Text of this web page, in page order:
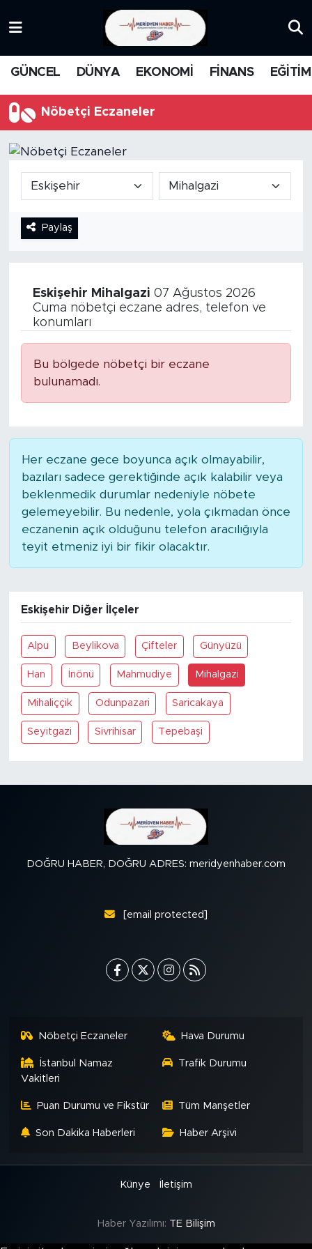
GÜNCEL DÜNYA EKONOMİ FİNANS EĞİTİM
Nöbetçi Eczaneler
Paylaş
Eskişehir Mihalgazi 07 Ağustos 2026
Cuma nöbetçi eczane adres, telefon ve
konumları
Bu bölgede nöbetçi bir eczane
bulunamadı.
Her eczane gece boyunca açık olmayabilir,
bazıları sadece gerektiğinde açık kalabilir veya
beklenmedik durumlar nedeniyle nöbete
gelemeyebilir. Bu nedenle, yola çıkmadan önce
eczanenin açık olduğunu telefon aracılığıyla
teyit etmeniz iyi bir fikir olacaktır.
Eskişehir Diğer İlçeler
Alpu Beylikova Çifteler Günyüzü
Han İnönü Mahmudiye Mihalgazi
Mihaliççik Odunpazari Saricakaya
Seyitgazi Sivrihisar Tepebaşi
DOĞRU HABER, DOĞRU ADRES: meridyenhaber.com
[email protected]
Nöbetçi Eczaneler Hava Durumu
İstanbul Namaz
Vakitleri
Trafik Durumu
Puan Durumu ve Fikstür Tüm Manşetler
Son Dakika Haberleri Haber Arşivi
Künye İletişim
Haber Yazılımı: TE Bilişim
MEDYA
FİNANS
DÜNYA
KARİKATÜR
RÖPÖRTAJ
KULİS
YAZARLAR
DİNİ
EKONOMİ
SPOR
KÜLTÜR SANAT
YAŞAM
SAĞLIK
FOTO GALERİ
SOSYAL MEDYA
Trafik Durumu
Süper Lig Puan Durumu ve Fikstür
Tüm Manşetler
Haber Arşivi